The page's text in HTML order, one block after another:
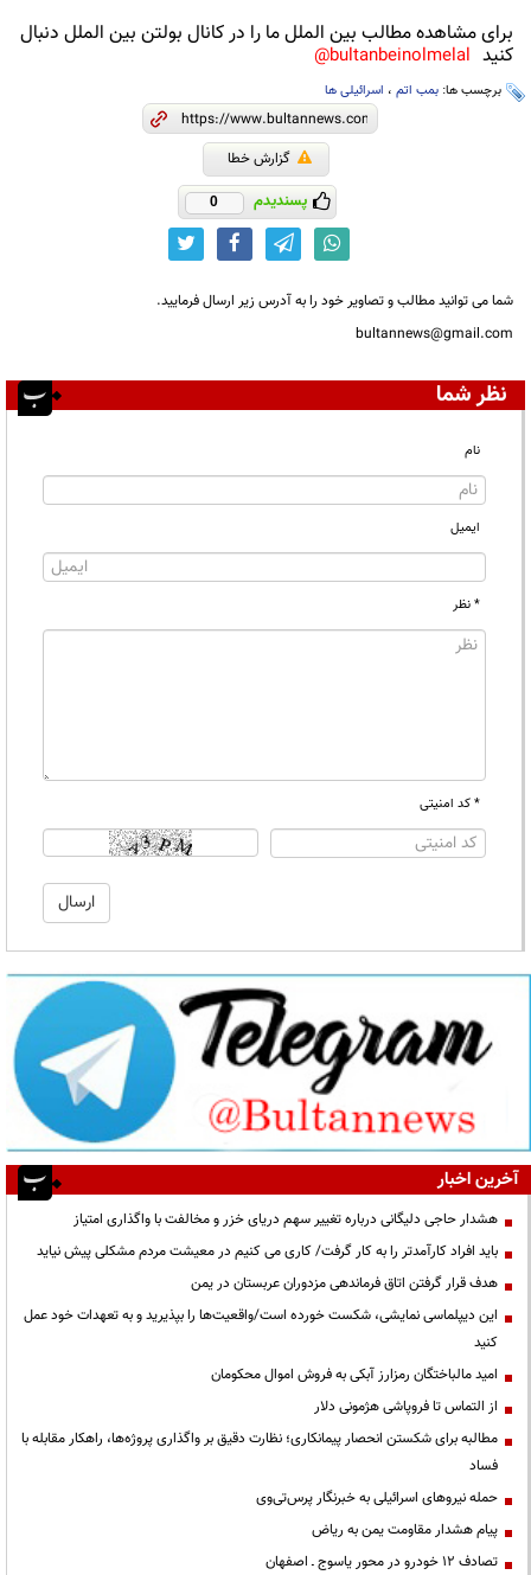
برای مشاهده مطالب بین الملل ما را در کانال بولتن بین الملل دنبال
کنید bultanbeinolmelal@
برچسب ها: بمب اتم ، اسرائیلی ها
گزارش خطا
پسندیدم 0
شما می توانید مطالب و تصاویر خود را به آدرس زیر ارسال فرمایید.
bultannews@gmail.com
نظر شما
نام
ایمیل
* نظر
* کد امنیتی
آخرین اخبار
هشدار حاجی دلیگانی درباره تغییر سهم دریای خزر و مخالفت با واگذاری امتیاز
باید افراد کارآمدتر را به کار گرفت/ کاری می کنیم در معیشت مردم مشکلی پیش نیاید
هدف قرار گرفتن اتاق‌ فرماندهی مزدوران عربستان در یمن
این دیپلماسی نمایشی، شکست خورده است/واقعیت‌ها را بپذیرید و به تعهدات خود عمل
کنید
امید مالباختگان رمزارز آبکی به فروش اموال محکومان
از التماس تا فروپاشی هژمونی دلار
مطالبه برای شکستن انحصار پیمانکاری؛ نظارت دقیق بر واگذاری پروژه‌ها، راهکار مقابله با
فساد
حمله نیروهای اسرائیلی به خبرنگار پرس‌تی‌وی
پیام هشدار مقاومت یمن به ریاض
تصادف ۱۲ خودرو در محور یاسوج ـ اصفهان